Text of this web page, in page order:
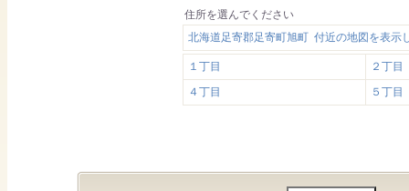
住所を選んでください
北海道足寄郡足寄町旭町 付近の地図を表示
１丁目
２丁目
４丁目
５丁目